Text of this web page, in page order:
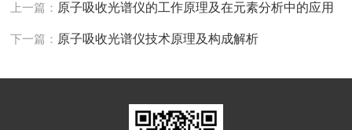
上一篇： 原子吸收光谱仪的工作原理及在元素分析中的应用
下一篇： 原子吸收光谱仪技术原理及构成解析